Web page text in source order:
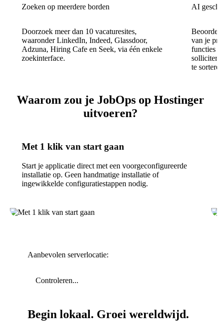
Zoeken op meerdere borden
Doorzoek meer dan 10 vacaturesites,
waaronder LinkedIn, Indeed, Glassdoor,
Adzuna, Hiring Cafe en Seek, via één enkele
zoekinterface.
AI
van je
functies
te
Waarom zou je JobOps op Hostinger
uitvoeren?
Met 1 klik van start gaan
Start je applicatie direct met een voorgeconfigureerde
installatie op. Geen handmatige installatie of
ingewikkelde configuratiestappen nodig.
Aanbevolen serverlocatie:
Controleren...
Begin lokaal. Groei wereldwijd.